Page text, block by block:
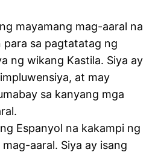
mayamang mag-aaral na
para sa pagtatatag ng
ng wikang Kastila. Siya ay
at may
sa kanyang mga
Espanyol na kakampi ng
aaral. Siya ay isang